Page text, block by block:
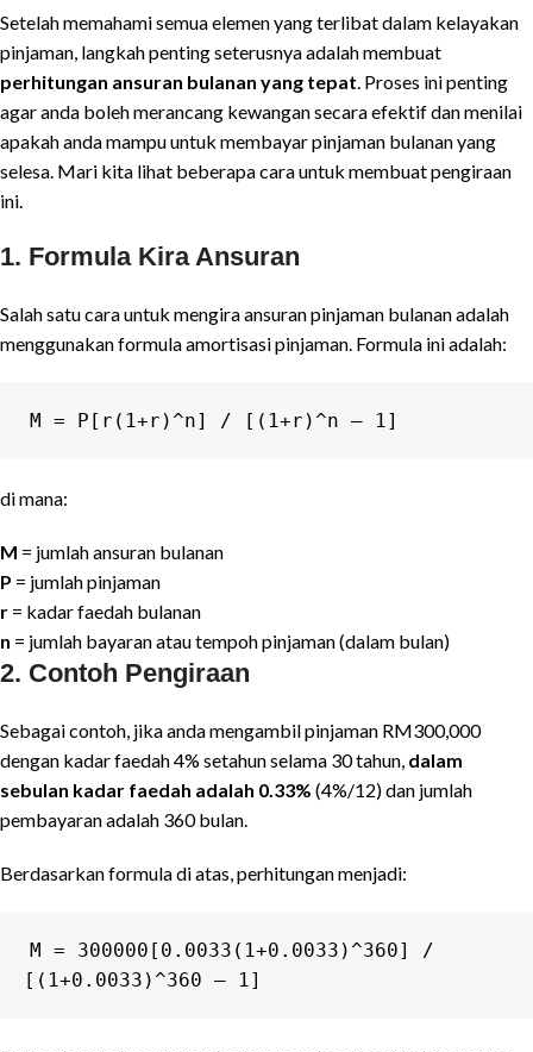
Setelah memahami semua elemen yang terlibat dalam kelayakan
pinjaman, langkah penting seterusnya adalah membuat
perhitungan ansuran bulanan yang tepat . Proses ini penting
agar anda boleh merancang kewangan secara efektif dan menilai
apakah anda mampu untuk membayar pinjaman bulanan yang
selesa. Mari kita lihat beberapa cara untuk membuat pengiraan
ini.
1. Formula Kira Ansuran
Salah satu cara untuk mengira ansuran pinjaman bulanan adalah
menggunakan formula amortisasi pinjaman. Formula ini adalah:
M = P[r(1+r)^n] / [(1+r)^n – 1]
di mana:
M = jumlah ansuran bulanan
P = jumlah pinjaman
r = kadar faedah bulanan
n = jumlah bayaran atau tempoh pinjaman (dalam bulan)
2. Contoh Pengiraan
Sebagai contoh, jika anda mengambil pinjaman RM300,000
dengan kadar faedah 4% setahun selama 30 tahun, dalam
sebulan kadar faedah adalah 0.33% (4%/12) dan jumlah
pembayaran adalah 360 bulan.
Berdasarkan formula di atas, perhitungan menjadi:
M = 300000[0.0033(1+0.0033)^360] /
[(1+0.0033)^360 – 1]